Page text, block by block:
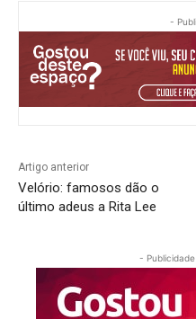
-
Artigo anterior
Velório: famosos dão o
último adeus a Rita Lee
-